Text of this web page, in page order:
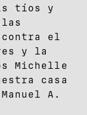
tíos y
el
y la
Michelle
casa
A.